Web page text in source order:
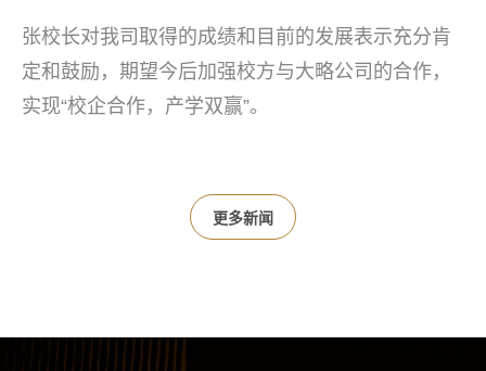
张校长对我司取得的成绩和目前的发展表示充分肯
定和鼓励，期望今后加强校方与大略公司的合作，
实现“校企合作，产学双赢”。
更多新闻